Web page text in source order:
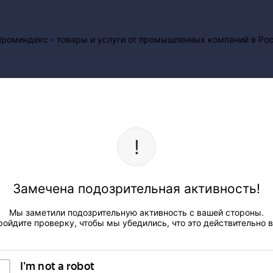
Замечена подозрительная активность!
Мы заметили подозрительную активность с вашей стороны.
проверку, чтобы мы убедились, что это действительно